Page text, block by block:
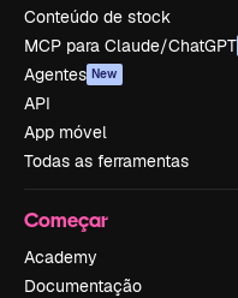
Conteúdo de stock
MCP para Claude/ChatGPT
Agentes New
API
App móvel
Todas as ferramentas
Começar
Academy
Documentação